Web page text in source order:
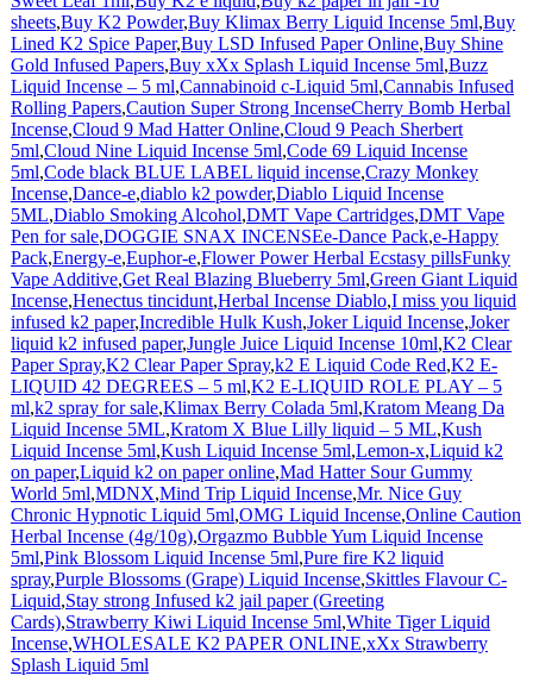
sheets,Buy K2 Powder,Buy Klimax Berry Liquid Incense 5ml,Buy
Lined K2 Spice Paper,Buy LSD Infused Paper Online,Buy Shine
Gold Infused Papers,Buy xXx Splash Liquid Incense 5ml,Buzz
Liquid Incense – 5 ml,Cannabinoid c-Liquid 5ml,Cannabis Infused
Rolling Papers,Caution Super Strong IncenseCherry Bomb Herbal
Incense,Cloud 9 Mad Hatter Online,Cloud 9 Peach Sherbert
5ml,Cloud Nine Liquid Incense 5ml,Code 69 Liquid Incense
5ml,Code black BLUE LABEL liquid incense,Crazy Monkey
Incense,Dance-e,diablo k2 powder,Diablo Liquid Incense
5ML,Diablo Smoking Alcohol,DMT Vape Cartridges,DMT Vape
Pen for sale,DOGGIE SNAX INCENSEe-Dance Pack,e-Happy
Pack,Energy-e,Euphor-e,Flower Power Herbal Ecstasy pillsFunky
Vape Additive,Get Real Blazing Blueberry 5ml,Green Giant Liquid
Incense,Henectus tincidunt,Herbal Incense Diablo,I miss you liquid
infused k2 paper,Incredible Hulk Kush,Joker Liquid Incense,Joker
liquid k2 infused paper,Jungle Juice Liquid Incense 10ml,K2 Clear
Paper Spray,K2 Clear Paper Spray,k2 E Liquid Code Red,K2 E-
LIQUID 42 DEGREES – 5 ml,K2 E-LIQUID ROLE PLAY – 5
ml,k2 spray for sale,Klimax Berry Colada 5ml,Kratom Meang Da
Liquid Incense 5ML,Kratom X Blue Lilly liquid – 5 ML,Kush
Liquid Incense 5ml,Kush Liquid Incense 5ml,Lemon-x,Liquid k2
on paper,Liquid k2 on paper online,Mad Hatter Sour Gummy
World 5ml,MDNX,Mind Trip Liquid Incense,Mr. Nice Guy
Chronic Hypnotic Liquid 5ml,OMG Liquid Incense,Online Caution
Herbal Incense (4g/10g),Orgazmo Bubble Yum Liquid Incense
5ml,Pink Blossom Liquid Incense 5ml,Pure fire K2 liquid
spray,Purple Blossoms (Grape) Liquid Incense,Skittles Flavour C-
Liquid,Stay strong Infused k2 jail paper (Greeting
Cards),Strawberry Kiwi Liquid Incense 5ml,White Tiger Liquid
Incense,WHOLESALE K2 PAPER ONLINE,xXx Strawberry
Splash Liquid 5ml